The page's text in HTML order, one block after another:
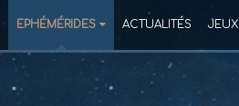
EPHÉMÉRIDES ACTUALITÉS JEUX